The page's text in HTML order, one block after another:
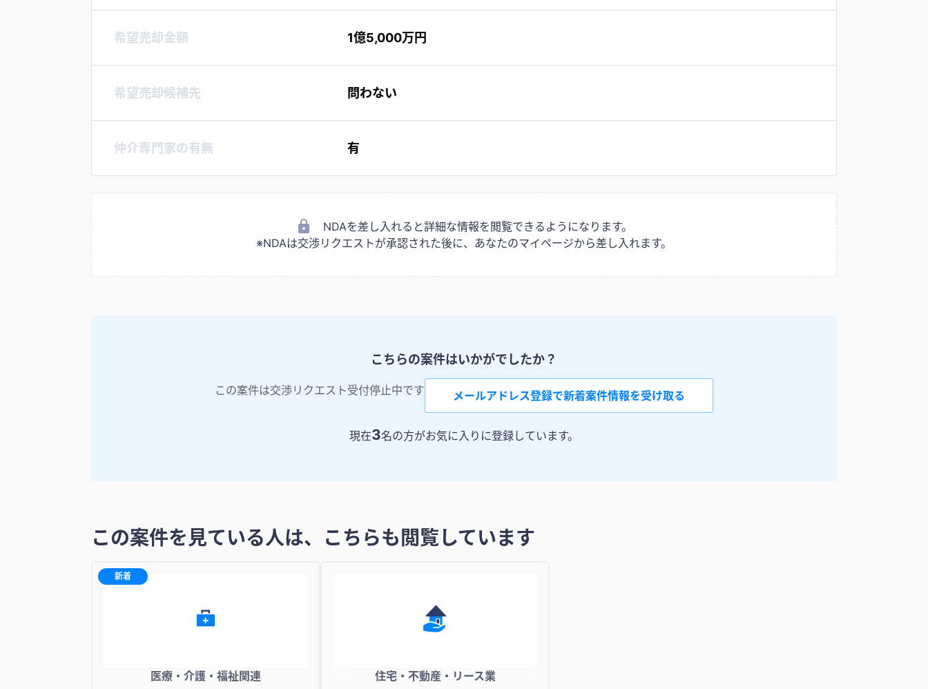
希望売却金額 1億5,000万円
希望売却候補先 問わない
仲介専門家の有無 有
NDAを差し入れると詳細な情報を閲覧できるようになります。
※NDAは交渉リクエストが承認された後に、あなたのマイページから差し入れます。
こちらの案件はいかがでしたか？
この案件は交渉リクエスト受付停止中です メールアドレス登録で新着案件情報を受け取る
現在3名の方がお気に入りに登録しています。
この案件を見ている人は、こちらも閲覧しています
新着
医療・介護・福祉関連 住宅・不動産・リース業